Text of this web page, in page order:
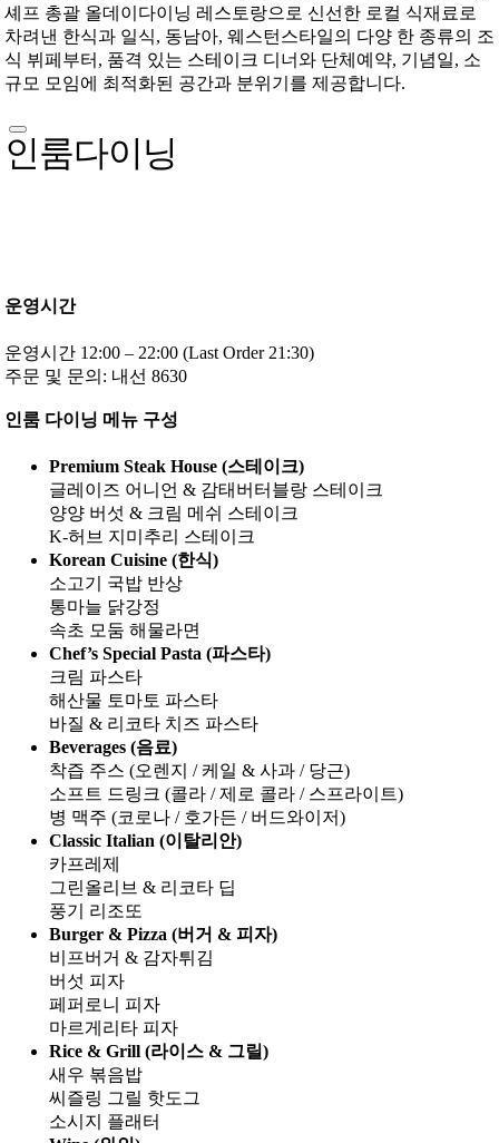
셰프 총괄 올데이다이닝 레스토랑으로 신선한 로컬 식재료로
차려낸 한식과 일식, 동남아, 웨스턴스타일의 다양 한 종류의 조
식 뷔페부터, 품격 있는 스테이크 디너와 단체예약, 기념일, 소
규모 모임에 최적화된 공간과 분위기를 제공합니다.
인룸다이닝
운영시간
운영시간 12:00 – 22:00 (Last Order 21:30)
주문 및 문의: 내선 8630
인룸 다이닝 메뉴 구성
Premium Steak House (스테이크)
글레이즈 어니언 & 감태버터블랑 스테이크
양양 버섯 & 크림 메쉬 스테이크
K-허브 지미추리 스테이크
Korean Cuisine (한식)
소고기 국밥 반상
통마늘 닭강정
속초 모둠 해물라면
Chef’s Special Pasta (파스타)
크림 파스타
해산물 토마토 파스타
바질 & 리코타 치즈 파스타
Beverages (음료)
착즙 주스 (오렌지 / 케일 & 사과 / 당근)
소프트 드링크 (콜라 / 제로 콜라 / 스프라이트)
병 맥주 (코로나 / 호가든 / 버드와이저)
Classic Italian (이탈리안)
카프레제
그린올리브 & 리코타 딥
풍기 리조또
Burger & Pizza (버거 & 피자)
비프버거 & 감자튀김
버섯 피자
페퍼로니 피자
마르게리타 피자
Rice & Grill (라이스 & 그릴)
새우 볶음밥
씨즐링 그릴 핫도그
소시지 플래터